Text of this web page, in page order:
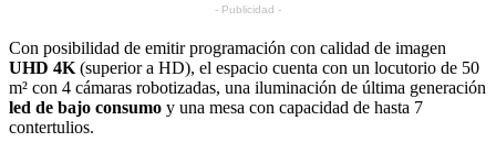
- Publicidad -
Con posibilidad de emitir programación con calidad de imagen
UHD 4K (superior a HD), el espacio cuenta con un locutorio de 50
m² con 4 cámaras robotizadas, una iluminación de última generación
led de bajo consumo y una mesa con capacidad de hasta 7
contertulios.